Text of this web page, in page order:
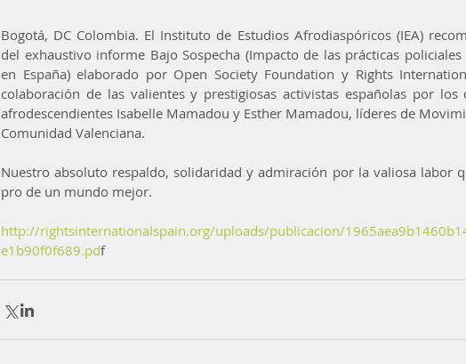
Bogotá, DC Colombia. El Instituto de Estudios Afrodiaspóricos (IEA)
del exhaustivo informe Bajo Sospecha (Impacto de las prácticas
en España) elaborado por Open Society Foundation y Rights
colaboración de las valientes y prestigiosas activistas españolas por los
afrodescendientes Isabelle Mamadou y Esther Mamadou, líderes de
Comunidad Valenciana.
Nuestro absoluto respaldo, solidaridad y admiración por la valiosa labor
pro de un mundo mejor.
http://rightsinternationalspain.org/uploads/publicacion/
e1b90f0f689.pdf